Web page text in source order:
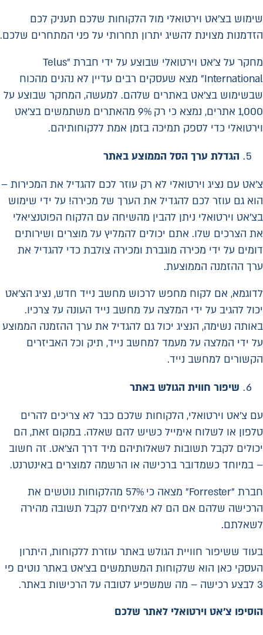
שימוש בצ'אט וירטואלי מול הלקוחות שלכם תעניק לכם
הזדמנות מצוינת להשיג יתרון תחרותי על פני המתחרים שלכם.
מחקר על צ'אט וירטואלי שבוצע על ידי חברת "Telus
International" מצא שעסקים רבים עדיין לא נהנים מהכוח
שבשימוש בצ'אט באתרים שלהם. למעשה, המחקר שבוצע על
1,000 אתרים, נמצא כי רק 9% מהאתרים משתמשים בצ'אט
וירטואלי כדי לספק תמיכה בזמן אמת ללקוחותיהם.
הגדלת ערך הסל הממוצע באתר
צ'אט עם נציג וירטואלי לא רק עוזר לכם להגדיל את המכירות –
הוא גם עוזר לכם להגדיל את הערך של מכירה! על ידי שימוש
בצ'אט וירטואלי ניתן להבין מהשיחה עם הלקוח הפוטנציאלי
את הצרכים שלו. אתם יכולים להמליץ ​​על מוצרים ושירותים
דומים על ידי מכירה מוגברת ומכירה צולבת כדי להגדיל את
ערך ההזמנה הממוצעת.
לדוגמא, אם לקוח מחפש לרכוש מחשב נייד חדש, נציג הצ'אט
יכול להגיב על ידי המלצה על מחשב נייד העונה על צרכיו.
באותה נשימה, הנציג יכול גם להגדיל את ערך ההזמנה הממוצע
על ידי המלצה על מעמד למחשב נייד, תיק וכל האביזרים
הקשורים למחשב נייד.
שיפור חווית הגולש באתר
עם צ'אט וירטואלי, הלקוחות שלכם כבר לא צריכים להרים
טלפון או לשלוח אימייל כשיש להם שאלה. במקום זאת, הם
יכולים לקבל תשובות לשאלותיהם מיד דרך הצ'אט. זה חשוב
– במיוחד כשמדובר ברכישה או הרשמה למוצרים באינטרנט.
חברת "Forrester" מצאה כי 57% מהלקוחות נוטשים את
הרכישה שלהם אם הם לא מצליחים לקבל תשובה מהירה
לשאלתם.
בעוד ששיפור חוויית הגולש באתר עוזרת ללקוחות, היתרון
העסקי כאן הוא שלקוחות המשתמשים בצ'אט באתר נוטים פי
3 לבצע רכישה – מה שמשפיע לטובה על הרכישות באתר.
הוסיפו צ'אט וירטואלי לאתר שלכם